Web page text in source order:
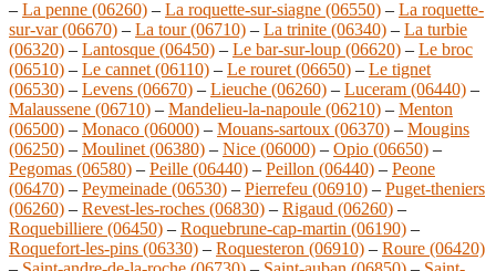
– La penne (06260) – La roquette-sur-siagne (06550) – La roquette-
sur-var (06670) – La tour (06710) – La trinite (06340) – La turbie
(06320) – Lantosque (06450) – Le bar-sur-loup (06620) – Le broc
(06510) – Le cannet (06110) – Le rouret (06650) – Le tignet
(06530) – Levens (06670) – Lieuche (06260) – Luceram (06440) –
Malaussene (06710) – Mandelieu-la-napoule (06210) – Menton
(06500) – Monaco (06000) – Mouans-sartoux (06370) – Mougins
(06250) – Moulinet (06380) – Nice (06000) – Opio (06650) –
Pegomas (06580) – Peille (06440) – Peillon (06440) – Peone
(06470) – Peymeinade (06530) – Pierrefeu (06910) – Puget-theniers
(06260) – Revest-les-roches (06830) – Rigaud (06260) –
Roquebilliere (06450) – Roquebrune-cap-martin (06190) –
Roquefort-les-pins (06330) – Roquesteron (06910) – Roure (06420)